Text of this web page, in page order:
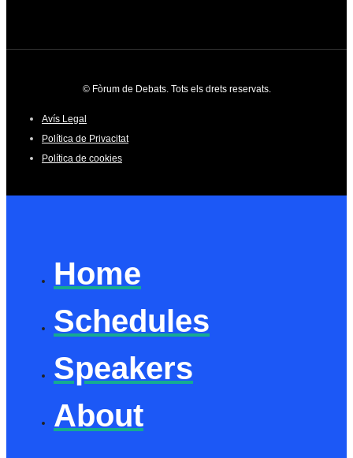
© Fòrum de Debats. Tots els drets reservats.
Avís Legal
Política de Privacitat
Política de cookies
Home
Schedules
Speakers
About